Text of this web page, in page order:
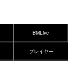
BMLive
プレイヤー